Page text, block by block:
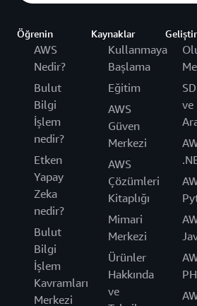
Öğrenin
AWS
Nedir?
Bulut
Bilgi
İşlem
nedir?
Etken
Yapay
Zeka
nedir?
Bulut
Bilgi
İşlem
Kavramları
Merkezi
Kaynaklar
Kullanmaya
Başlama
Eğitim
AWS
Güven
Merkezi
AWS
Çözümleri
Kitaplığı
Mimari
Merkezi
Ürünler
Hakkında
ve
ve